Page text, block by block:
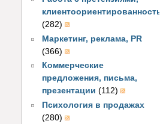
клиентоориентированность
(282)
Маркетинг, реклама, PR
(366)
Коммерческие
предложения, письма,
презентации (112)
Психология в продажах
(280)